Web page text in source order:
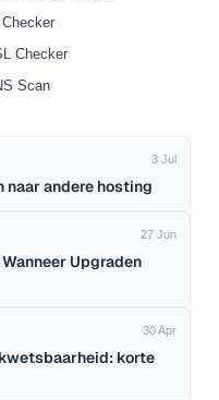
Checker
Scan
3 Jul
naar andere hosting
27 Jun
Upgraden
30 Apr
korte